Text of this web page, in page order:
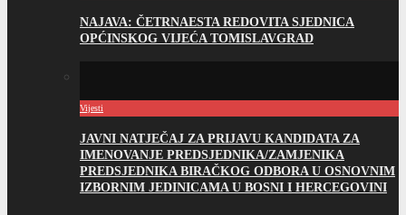
NAJAVA: ČETRNAESTA REDOVITA SJEDNICA
OPĆINSKOG VIJEĆA TOMISLAVGRAD
Vijesti
JAVNI NATJEČAJ ZA PRIJAVU KANDIDATA ZA
IMENOVANJE PREDSJEDNIKA/ZAMJENIKA
PREDSJEDNIKA BIRAČKOG ODBORA U OSNOVNIM
IZBORNIM JEDINICAMA U BOSNI I HERCEGOVINI